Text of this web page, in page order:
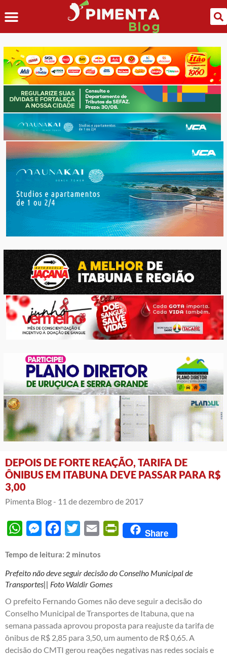
DEPOIS DE FORTE REAÇÃO, TARIFA DE
ÔNIBUS EM ITABUNA DEVE PASSAR PARA R$
3,00
Pimenta Blog - 11 de dezembro de 2017
WhatsAppMessengerFacebook
Twitter Email PrintFriendly
Share
Tempo de leitura: 2 minutos
Prefeito não deve seguir decisão do Conselho Municipal de
Transportes|| Foto Waldir Gomes
O prefeito Fernando Gomes não deve seguir a decisão do
Conselho Municipal de Transportes de Itabuna,que na
semana passada aprovou proposta para reajuste da tarifa de
ônibus de R$ 2,85 para 3,50, um aumento de R$ 0,65. A
decisão do CMTI gerou reações negativas nas redes sociais e